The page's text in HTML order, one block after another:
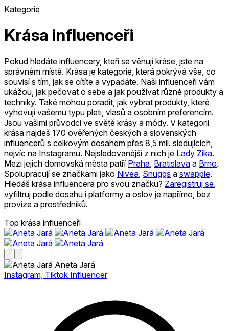
Kategorie
Krása influenceři
Pokud hledáte influencery, kteří se věnují kráse, jste na
správném místě. Krása je kategorie, která pokrývá vše, co
souvisí s tím, jak se cítíte a vypadáte. Naši influenceři vám
ukážou, jak pečovat o sebe a jak používat různé produkty a
techniky. Také mohou poradit, jak vybrat produkty, které
vyhovují vašemu typu pleti, vlasů a osobním preferencím.
Jsou vašimi průvodci ve světě krásy a módy. V kategorii
krása najdeš 170 ověřených českých a slovenských
influencerů s celkovým dosahem přes 8,5 mil. sledujících,
nejvíc na Instagramu. Nejsledovanější z nich je Lady Zika.
Mezi jejich domovská města patří Praha Bratislava a Brno.
Spolupracují se značkami jako Nivea Snuggs a swappie.
Hledáš krása influencera pro svou značku? Zaregistruj se
vyfiltruj podle dosahu i platformy a oslov je napřímo, bez
provize a prostředníků.
Top krása influenceři
Aneta Jará
Instagram, Tiktok Influencer